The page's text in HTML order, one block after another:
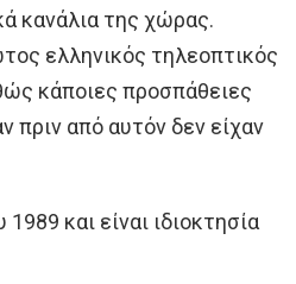
κανάλια της χώρας.
ελληνικός τηλεοπτικός
κάποιες προσπάθειες
πριν από αυτόν δεν είχαν
και είναι ιδιοκτησία